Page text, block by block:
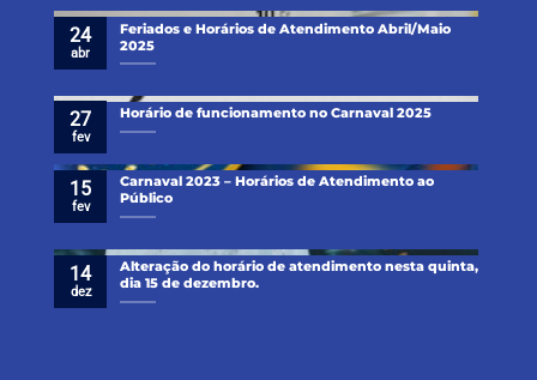
Feriados e Horários de Atendimento Abril/Maio
2025
24
abr
Horário de funcionamento no Carnaval 2025
27
fev
Carnaval 2023 – Horários de Atendimento ao
Público
15
fev
Alteração do horário de atendimento nesta quinta,
dia 15 de dezembro.
14
dez